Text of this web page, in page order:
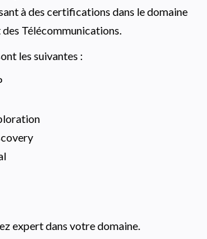
à des certifications dans le domaine
Télécommunications.
les suivantes :
expert dans votre domaine.